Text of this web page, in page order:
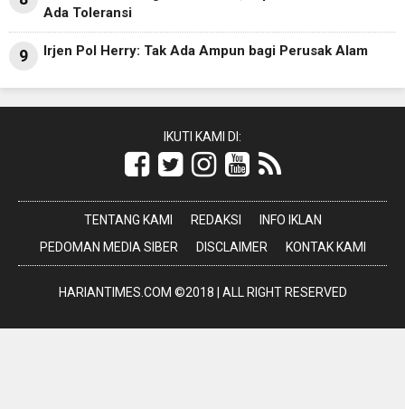
Ada Toleransi
9 Irjen Pol Herry: Tak Ada Ampun bagi Perusak Alam
IKUTI KAMI DI:
TENTANG KAMI REDAKSI
INFO IKLAN
PEDOMAN MEDIA SIBER
DISCLAIMER KONTAK KAMI
HARIANTIMES.COM ©2018 | ALL RIGHT RESERVED